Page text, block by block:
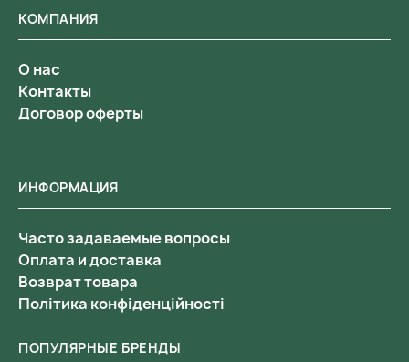
ИНФОРМАЦИЯ
Часто задаваемые вопросы
Оплата и доставка
Возврат товара
Політика конфіденційності
КОМПАНИЯ
О нас
Контакты
Договор оферты
ПОПУЛЯРНЫЕ БРЕНДЫ